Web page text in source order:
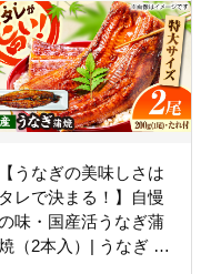
【うなぎの美味しさは
タレで決まる！】自慢
味・国産活うなぎ蒲
（2本入）| うなぎ タ